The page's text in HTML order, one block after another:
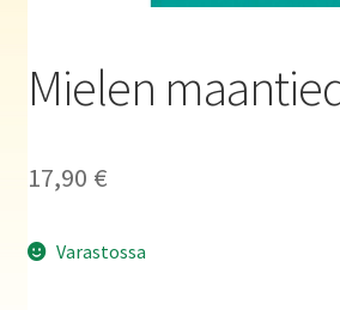
Mielen
17,90 €
Varastossa